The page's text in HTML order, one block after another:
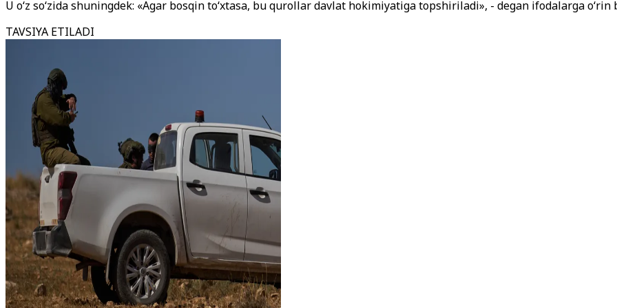
U o‘z so‘zida shuningdek: «Agar bosqin to‘xtasa, bu qurollar davlat hokimiyatiga topshiriladi», - degan ifodalarga o‘rin
TAVSIYA ETILADI